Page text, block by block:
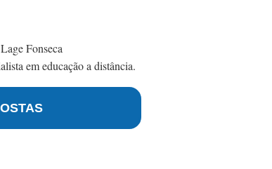
Fonseca
em educação a distância.